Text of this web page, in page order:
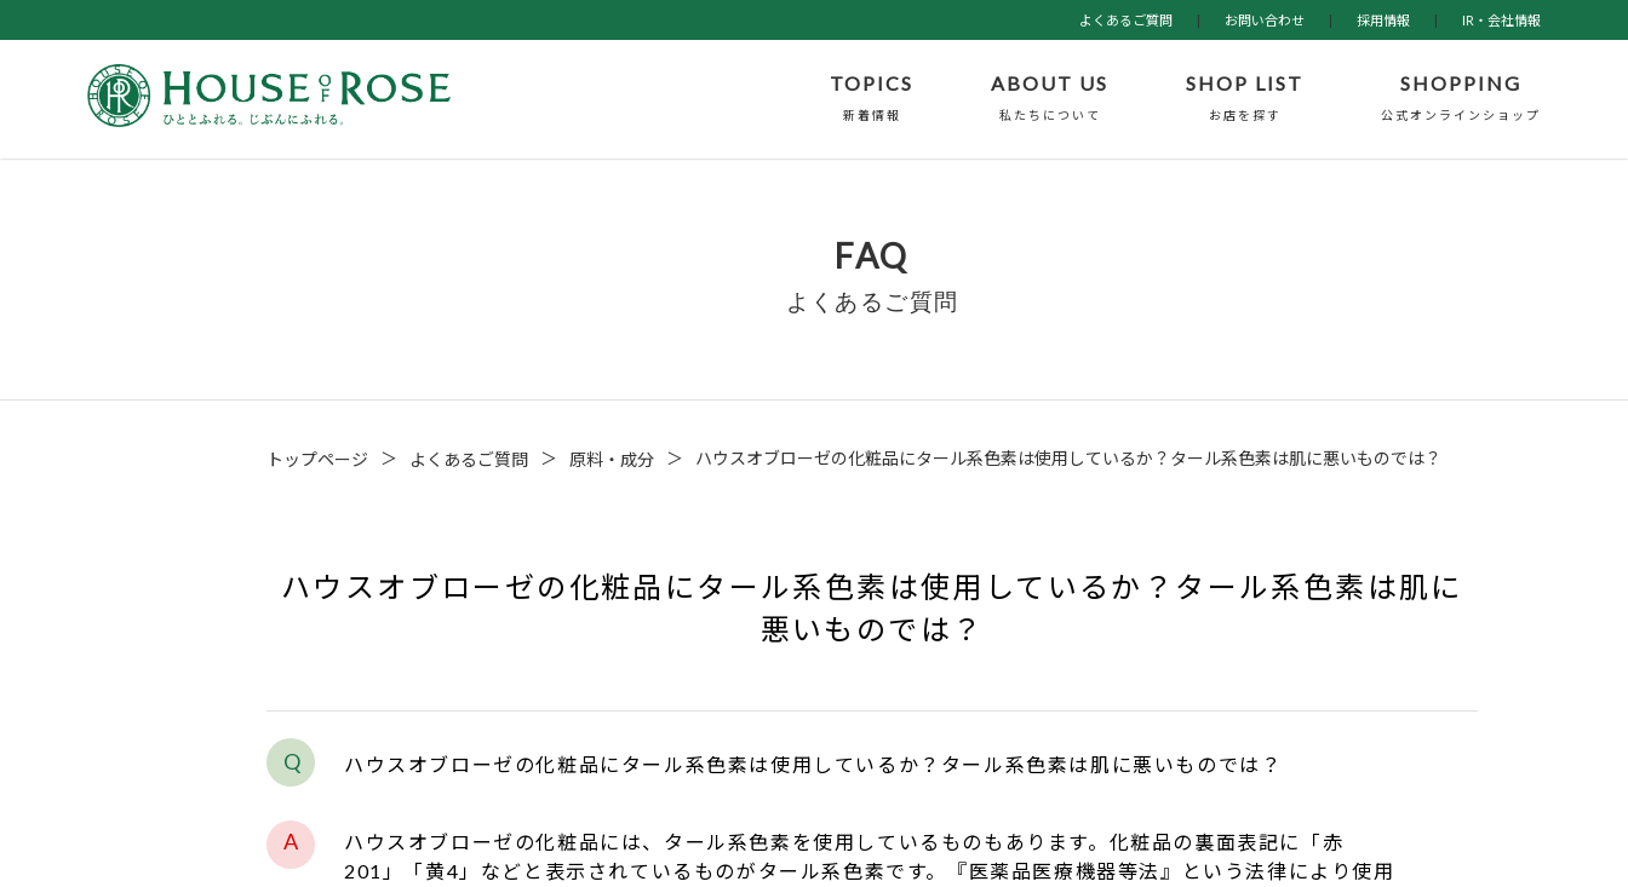
よくあるご質問 | お問い合わせ | 採用情報 | IR・会社情報
TOPICS
新着情報
ABOUT US
私たちについて
SHOP LIST
お店を探す
SHOPPING
公式オンラインショップ
FAQ
よくあるご質問
トップページ ＞ よくあるご質問 ＞ 原料・成分 ＞ ハウスオブローゼの化粧品にタール系色素は使用しているか？タール系色素は肌に悪いものでは？
ハウスオブローゼの化粧品にタール系色素は使用しているか？タール系色素は肌に
悪いものでは？
ハウスオブローゼの化粧品にタール系色素は使用しているか？タール系色素は肌に悪いものでは？
ハウスオブローゼの化粧品には、タール系色素を使用しているものもあります。化粧品の裏面表記に「赤
201」「黄4」などと表示されているものがタール系色素です。『医薬品医療機器等法』という法律により使用